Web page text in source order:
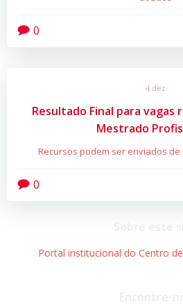
0
4 dez
Resultado Final para vagas
Mestrado
Recursos podem ser enviados de
0
Portal institucional do Centro